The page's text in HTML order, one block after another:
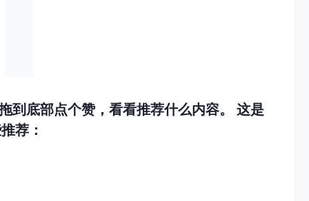
到底部点个赞，看看推荐什么内容。 这是
荐：